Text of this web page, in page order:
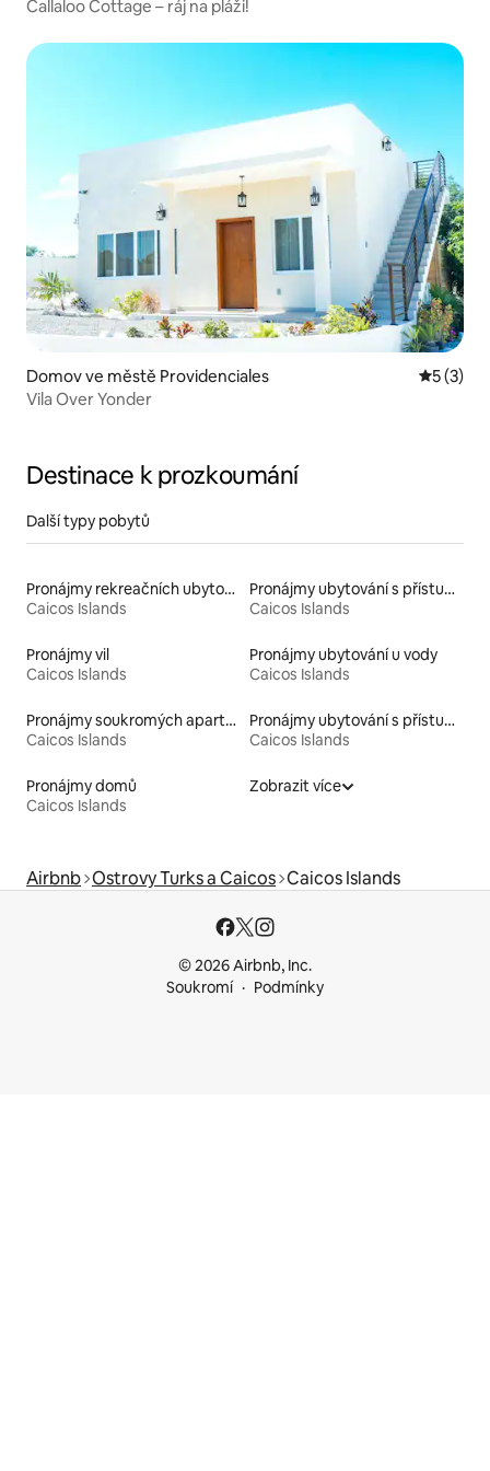
Callaloo Cottage – ráj na pláži!
Domov ve městě Providenciales
5 (3)
Vila Over Yonder
Destinace k prozkoumání
Další typy pobytů
Pronájmy rekreačních ubytování
Caicos Islands
Pronájmy ubytování s přístupem na pláž
Caicos Islands
Pronájmy vil
Caicos Islands
Pronájmy ubytování u vody
Caicos Islands
Pronájmy soukromých apartmánů
Caicos Islands
Pronájmy ubytování s přístupem k jezeru
Caicos Islands
Pronájmy domů
Caicos Islands
Zobrazit více
Airbnb Ostrovy Turks a Caicos Caicos Islands
© 2026 Airbnb, Inc.
Soukromí
Podmínky